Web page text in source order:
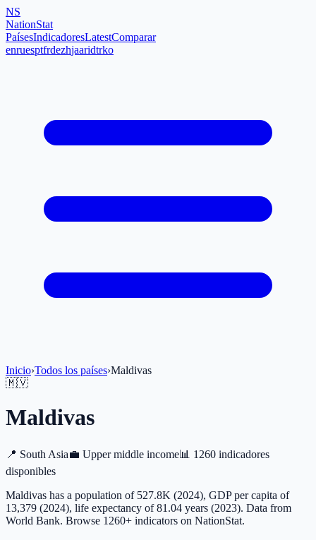
NS
NationStat
PaísesIndicadoresLatestComparar
enruesptfrdezhjaaridtrko
Inicio›Todos los países›Maldivas
🇲🇻
Maldivas
📍 South Asia💼 Upper middle income 📊 1260 indicadores
disponibles
Maldivas has a population of 527.8K (2024), GDP per capita of
13,379 (2024), life expectancy of 81.04 years (2023). Data from
World Bank. Browse 1260+ indicators on NationStat.